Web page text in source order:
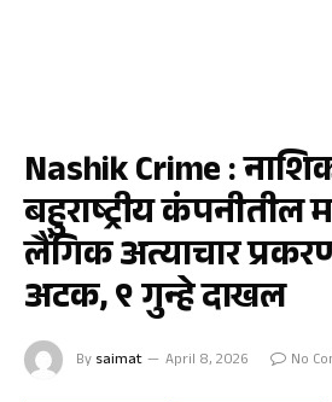
Nashik Crime :
बहुराष्ट्रीय कंपनीतील
लैंगिक अत्याचार
अटक, ९ गुन्हे दाखल
By saimat April 8, 2026 No